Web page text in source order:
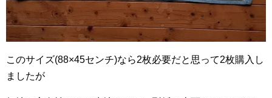
このサイズ(88×45センチ)なら2枚必要だと思って2枚購入し
ましたが